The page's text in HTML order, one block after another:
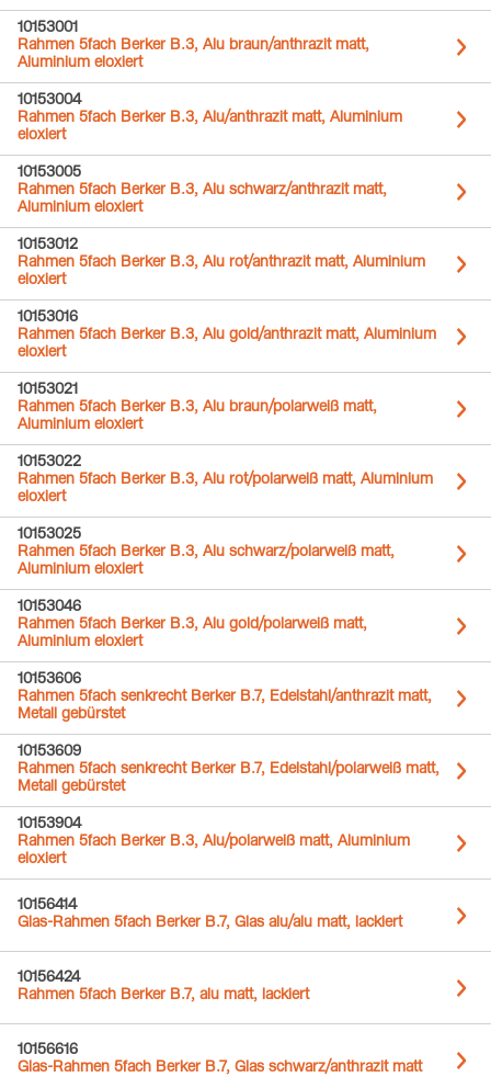
10153001
Rahmen 5fach Berker B.3, Alu braun/anthrazit matt,
Aluminium eloxiert
10153004
Rahmen 5fach Berker B.3, Alu/anthrazit matt, Aluminium
eloxiert
10153005
Rahmen 5fach Berker B.3, Alu schwarz/anthrazit matt,
Aluminium eloxiert
10153012
Rahmen 5fach Berker B.3, Alu rot/anthrazit matt, Aluminium
eloxiert
10153016
Rahmen 5fach Berker B.3, Alu gold/anthrazit matt, Aluminium
eloxiert
10153021
Rahmen 5fach Berker B.3, Alu braun/polarweiß matt,
Aluminium eloxiert
10153022
Rahmen 5fach Berker B.3, Alu rot/polarweiß matt, Aluminium
eloxiert
10153025
Rahmen 5fach Berker B.3, Alu schwarz/polarweiß matt,
Aluminium eloxiert
10153046
Rahmen 5fach Berker B.3, Alu gold/polarweiß matt,
Aluminium eloxiert
10153606
Rahmen 5fach senkrecht Berker B.7, Edelstahl/anthrazit matt,
Metall gebürstet
10153609
Rahmen 5fach senkrecht Berker B.7, Edelstahl/polarweiß matt,
Metall gebürstet
10153904
Rahmen 5fach Berker B.3, Alu/polarweiß matt, Aluminium
eloxiert
10156414
Glas-Rahmen 5fach Berker B.7, Glas alu/alu matt, lackiert
10156424
Rahmen 5fach Berker B.7, alu matt, lackiert
10156616
Glas-Rahmen 5fach Berker B.7, Glas schwarz/anthrazit matt